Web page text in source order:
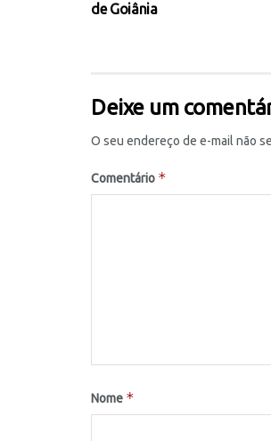
de Goiânia
Deixe um
O seu endereço de e-mail não
Comentário *
Nome *